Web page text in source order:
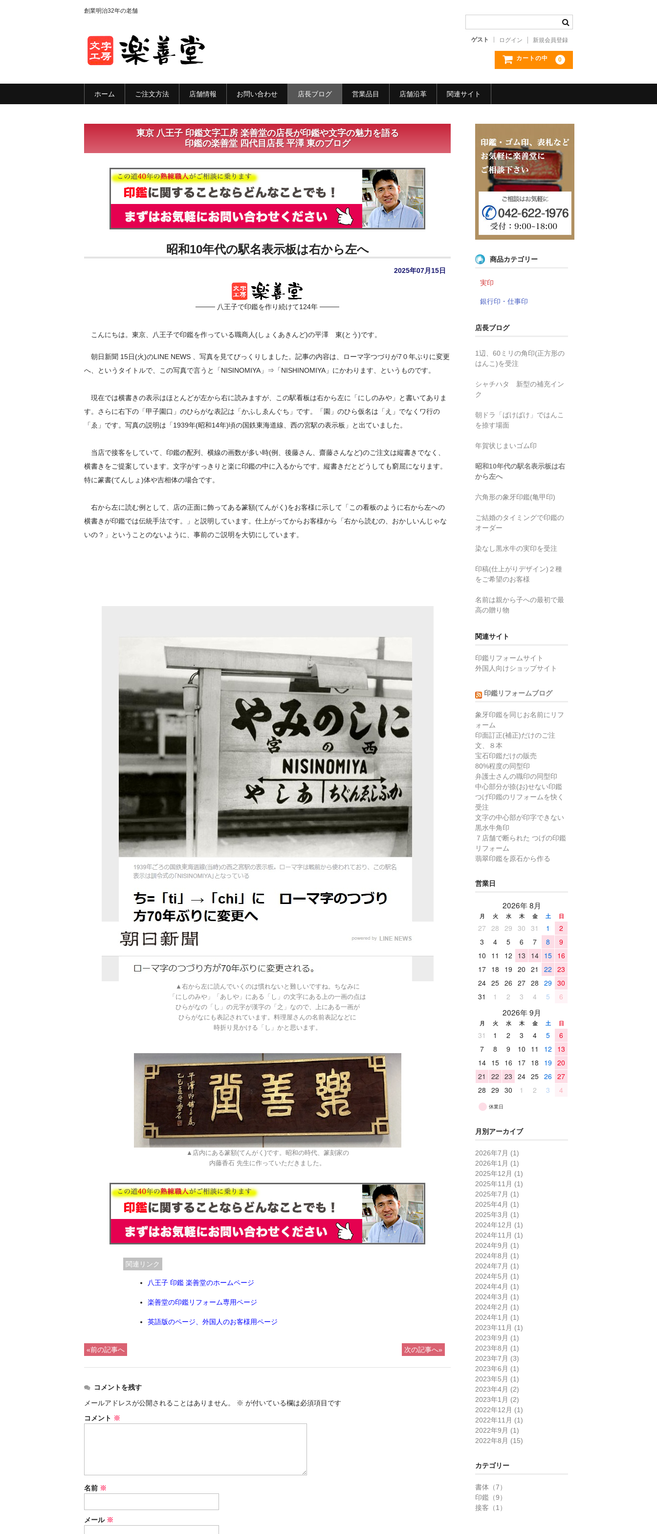
創業明治32年の老舗
ゲスト ログイン 新規会員登録
カートの中 0
ホーム ご注文方法 店舗情報 お問い合わせ 店長ブログ 営業品目 店舗沿革 関連サイト
東京 八王子 印鑑文字工房 楽善堂の店長が印鑑や文字の魅力を語る
印鑑の楽善堂 四代目店長 平澤 東のブログ
昭和10年代の駅名表示板は右から左へ
2025年07月15日
──── 八王子で印鑑を作り続けて124年 ────
こんにちは。東京、八王子で印鑑を作っている職商人(しょくあきんど)の平澤 東(とう)です。
朝日新聞 15日(火)のLINE NEWS 、写真を見てびっくりしました。記事の内容は、ローマ字つづりが7０年ぶりに変更
へ、というタイトルで、この写真で言うと「NISINOMIYA」⇒「NISHINOMIYA」にかわります、というものです。
現在では横書きの表示はほとんどが左から右に読みますが、この駅看板は右から左に「にしのみや」と書いてありま
す。さらに右下の「甲子園口」のひらがな表記は「かふしゑんぐち」です。「園」のひら仮名は「え」でなくワ行の
「ゑ」です。写真の説明は「1939年(昭和14年)頃の国鉄東海道線、西の宮駅の表示板」と出ていました。
当店で接客をしていて、印鑑の配列、横線の画数が多い時(例、後藤さん、齋藤さんなど)のご注文は縦書きでなく、
横書きをご提案しています。文字がすっきりと楽に印鑑の中に入るからです。縦書きだとどうしても窮屈になります。
特に篆書(てんしょ)体や吉相体の場合です。
右から左に読む例として、店の正面に飾ってある篆額(てんがく)をお客様に示して「この看板のように右から左への
横書きが印鑑では伝統手法です。」と説明しています。仕上がってからお客様から「右から読むの、おかしいんじゃな
いの？」ということのないように、事前のご説明を大切にしています。
▲右から左に読んでいくのは慣れないと難しいですね。ちなみに
「にしのみや」「あしや」にある「し」の文字にある上の一画の点は
ひらがなの「し」の元字が漢字の「之」なので、上にある一画が
ひらがなにも表記されています。料理屋さんの名前表記などに
時折り見かける「し」かと思います。
▲店内にある篆額(てんがく)です。昭和の時代、篆刻家の
内藤香石 先生に作っていただきました。
関連リンク
八王子 印鑑 楽善堂のホームページ
楽善堂の印鑑リフォーム専用ページ
英語版のページ、外国人のお客様用ページ
«前の記事へ 次の記事へ»
コメントを残す
メールアドレスが公開されることはありません。
※ が付いている欄は必須項目です
コメント ※
名前 ※
メール ※
商品カテゴリー
実印
銀行印・仕事印
店長ブログ
1辺、60ミリの角印(正方形の
はんこ)を受注
シャチハタ 新型の補充イン
ク
朝ドラ「ばけばけ」ではんこ
を捺す場面
年賀状じまいゴム印
昭和10年代の駅名表示板は右
から左へ
六角形の象牙印鑑(亀甲印)
ご結婚のタイミングで印鑑の
オーダー
染なし黒水牛の実印を受注
印稿(仕上がりデザイン)２種
をご希望のお客様
名前は親から子への最初で最
高の贈り物
関連サイト
印鑑リフォームサイト
外国人向けショップサイト
印鑑リフォームブログ
象牙印鑑を同じお名前にリフ
ォーム
印面訂正(補正)だけのご注
文、８本
宝石印鑑だけの販売
80%程度の同型印
弁護士さんの職印の同型印
中心部分が捺(お)せない印鑑
つげ印鑑のリフォームを快く
受注
文字の中心部が印字できない
黒水牛角印
７店舗で断られた つげの印鑑
リフォーム
翡翠印鑑を原石から作る
営業日
2026年 8月
月 火 水 木 金 土 日
27 28 29 30 31 1
2
3
4 5 6 7 8
9
10
11 12 13 14 15 16
17 18 19 20 21 22 23
24 25 26 27 28 29 30
31
1 2 3 4 5 6
2026年 9月
月 火 水 木 金 土 日
31 1 2 3 4 5
6
7
8 9 10 11 12
13
14 15 16 17 18 19 20
21
22 23 24 25 26 27
28 29 30 1 2 3 4
休業日
月別アーカイブ
2026年7月 (1)
2026年1月 (1)
2025年12月 (1)
2025年11月 (1)
2025年7月 (1)
2025年4月 (1)
2025年3月 (1)
2024年12月 (1)
2024年11月 (1)
2024年9月 (1)
2024年8月 (1)
2024年7月 (1)
2024年5月 (1)
2024年4月 (1)
2024年3月 (1)
2024年2月 (1)
2024年1月 (1)
2023年11月 (1)
2023年9月 (1)
2023年8月 (1)
2023年7月 (3)
2023年6月 (1)
2023年5月 (1)
2023年4月 (2)
2023年1月 (2)
2022年12月 (1)
2022年11月 (1)
2022年9月 (1)
2022年8月 (15)
カテゴリー
書体（7）
印鑑（9）
接客（1）